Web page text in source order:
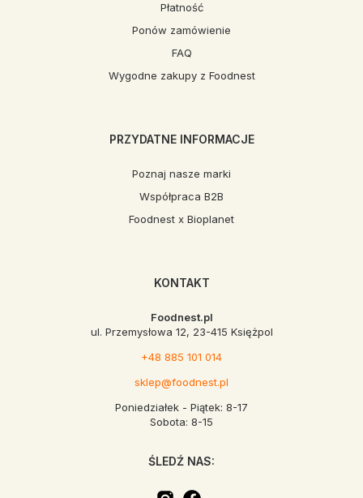
Płatność
Ponów zamówienie
FAQ
Wygodne zakupy z Foodnest
PRZYDATNE INFORMACJE
Poznaj nasze marki
Współpraca B2B
Foodnest x Bioplanet
KONTAKT
Foodnest.pl
ul. Przemysłowa 12, 23-415 Księżpol
+48 885 101 014
sklep@foodnest.pl
Poniedziałek - Piątek: 8-17
Sobota: 8-15
ŚLEDŹ NAS: